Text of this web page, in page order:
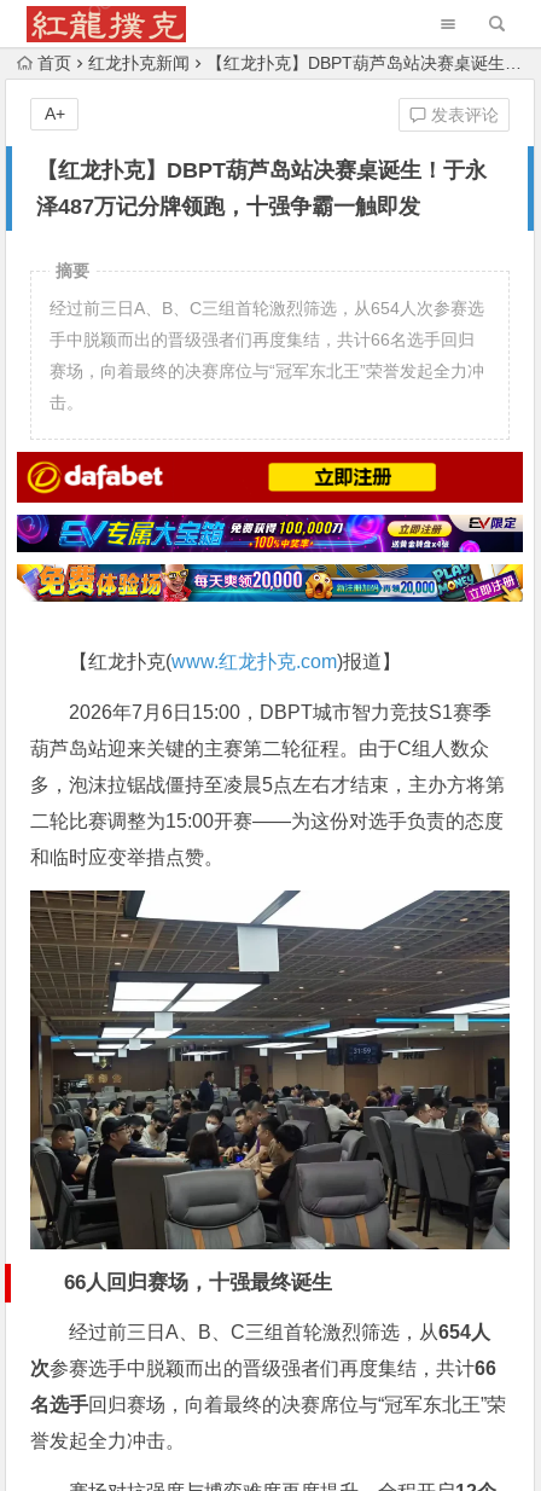
首页 红龙扑克新闻 【红龙扑克】DBPT葫芦岛站决赛桌诞生！于永泽487万记分牌领跑，十强争霸一触即发
【红龙扑克】DBPT葫芦岛站决赛桌诞生！于永
泽487万记分牌领跑，十强争霸一触即发
发表评论
A+
摘要
经过前三日A、B、C三组首轮激烈筛选，从654人次参赛选
手中脱颖而出的晋级强者们再度集结，共计66名选手回归
赛场，向着最终的决赛席位与“冠军东北王”荣誉发起全力冲
击。
【红龙扑克(www.红龙扑克.com)报道】
2026年7月6日15:00，DBPT城市智力竞技S1赛季
葫芦岛站迎来关键的主赛第二轮征程。由于C组人数众
多，泡沫拉锯战僵持至凌晨5点左右才结束，主办方将第
二轮比赛调整为15:00开赛——为这份对选手负责的态度
和临时应变举措点赞。
66人回归赛场，十强最终诞生
经过前三日A、B、C三组首轮激烈筛选，从654人
次参赛选手中脱颖而出的晋级强者们再度集结，共计66
名选手回归赛场，向着最终的决赛席位与“冠军东北王”荣
誉发起全力冲击。